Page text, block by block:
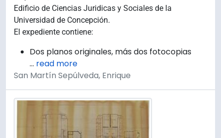
Edificio de Ciencias Juridicas y Sociales de la
Universidad de Concepción.
El expediente contiene:
Dos planos originales, más dos fotocopias
… read more
San Martín Sepúlveda, Enrique